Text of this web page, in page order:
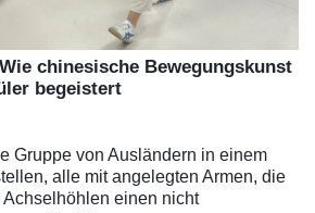
chinesische Bewegungskunst
begeistert
Gruppe von Ausländern in einem
alle mit angelegten Armen, die
einen nicht